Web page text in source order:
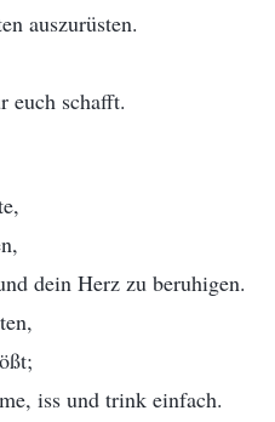
auszurüsten.
euch schafft.
dein Herz zu beruhigen.
iss und trink einfach.